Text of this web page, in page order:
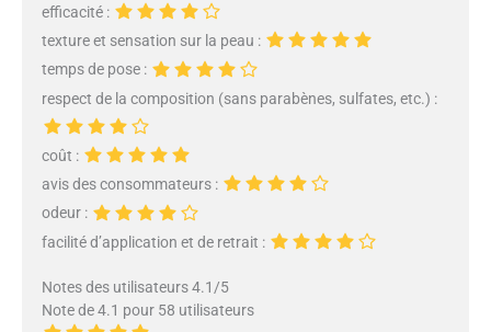
y avoir une sensation de fermeté
dans les coins, peut pénétrer
efficacement les nutriments du
masque dans la peau. [convient
convient à tous les types de
efficacité :
texture et sensation sur la peau :
temps de pose :
respect de la composition (sans parabènes, sulfates, etc.) :
coût :
avis des consommateurs :
odeur :
facilité d’application et de retrait :
Notes des utilisateurs 4.1/5
Note de 4.1 pour 58 utilisateurs